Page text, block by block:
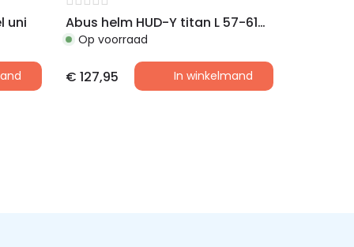
uni Abus helm HUD-Y titan L 57-61cm
Op voorraad
€ 127,95 In winkelmand